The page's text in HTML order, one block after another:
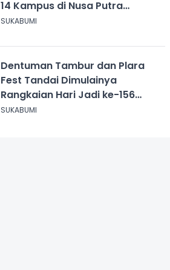
14 Kampus di Nusa Putra
University
SUKABUMI
Dentuman Tambur dan Plara
Fest Tandai Dimulainya
Rangkaian Hari Jadi ke-156
Kabupaten Sukabumi
SUKABUMI